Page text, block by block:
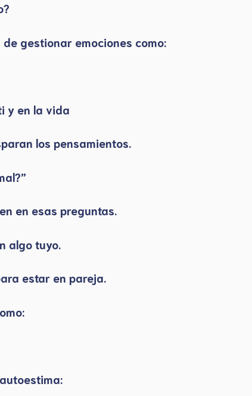
gestionar emociones como:
y en la vida
los pensamientos.
en esas preguntas.
algo tuyo.
estar en pareja.